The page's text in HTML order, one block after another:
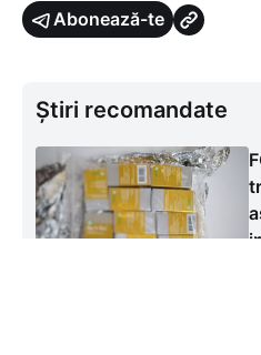
Abonează-te
Știri recomandate